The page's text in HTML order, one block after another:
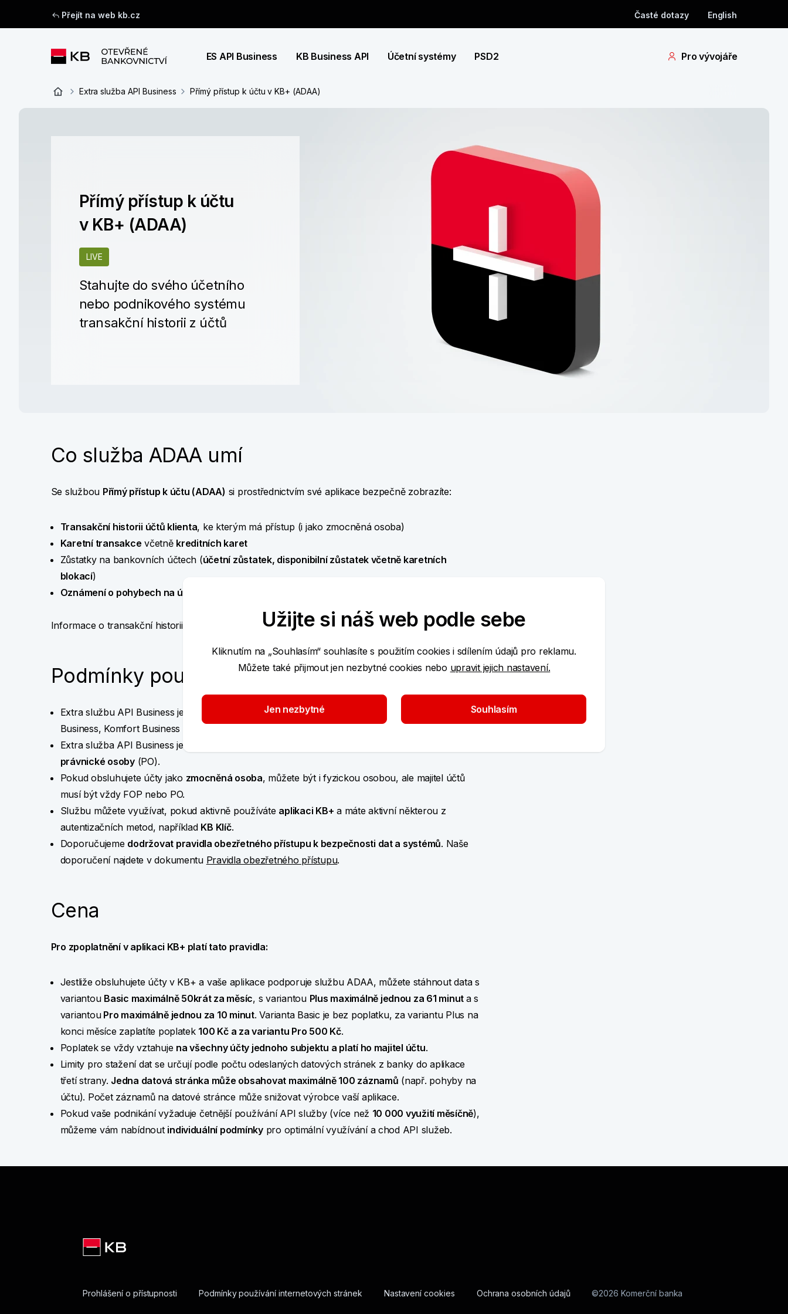
Přejít na web kb.cz Časté dotazy English
ES API Business KB Business API Účetní systémy PSD2 Pro vývojáře
Extra služba API Business Přímý přístup k účtu v KB+ (ADAA)
Přímý přístup k účtu
v KB+ (ADAA)
LIVE
Stahujte do svého účetního
nebo podnikového systému
transakční historii z účtů
Co služba ADAA umí
Se službou Přímý přístup k účtu (ADAA) si prostřednictvím své aplikace bezpečně zobrazíte:
Transakční historii účtů klienta, ke kterým má přístup (i jako zmocněná osoba)
Karetní transakce včetně kreditních karet
Zůstatky na bankovních účtech (účetní zůstatek, disponibilní zůstatek včetně karetních
blokací)
Oznámení o pohybech na účtu
Informace o transakční historii poskytujeme k běžným účtům našich klientů.
Podmínky používání
Extra službu API Business je možné využívat v rámci placených tarifů pro podnikatele Standard
Business, Komfort Business a Exclusive Business.
Extra služba API Business je určená pouze pro
právnické osoby(PO).
Pokud obsluhujete účty jako zmocněná osoba, můžete být i fyzickou osobou, ale majitel účtů
musí být vždy FOP nebo PO.
Službu můžete využívat, pokud aktivně používáte aplikaci KB+ a máte aktivní některou z
autentizačních metod, například KB Klíč.
Doporučujeme dodržovat pravidla obezřetného přístupu k bezpečnosti dat a systémů. Naše
doporučení najdete v dokumentu Pravidla obezřetného přístupu.
Cena
Pro zpoplatnění v aplikaci KB+ platí tato pravidla:
Jestliže obsluhujete účty v KB+ a vaše aplikace podporuje službu ADAA, můžete stáhnout data s
variantou Basic maximálně 50krát za měsíc, s variantou Plus maximálně jednou za 61 minut a s
variantouPro maximálně jednou za 10 minut. Varianta Basic je bez poplatku, za variantu Plus na
konci měsíce zaplatíte poplatek 100 Kč a za variantu Pro 500 Kč.
Poplatek se vždy vztahuje na všechny účty jednoho subjektu a platí ho majitel účtu.
Limity pro stažení dat se určují podle počtu odeslaných datových stránek z banky do aplikace
třetí strany. Jedna datová stránka může obsahovat maximálně 100 záznamů (např. pohyby na
účtu). Počet záznamů na datové stránce může snižovat výrobce vaší aplikace.
Pokud vaše podnikání vyžaduje četnější používání API služby (více než 10 000 využití měsíčně),
můžeme vám nabídnout individuální podmínkypro optimální využívání a chod API služeb.
Prohlášení o přístupnosti Podmínky používání internetových stránek Nastavení cookies Ochrana osobních údajů ©2026 Komerční banka
Užijte si náš web podle sebe
Kliknutím na „Souhlasím“ souhlasíte s použitím cookies i sdílením údajů pro reklamu.
Můžete také přijmout jen nezbytné cookies nebo upravit jejich nastavení.
Jen nezbytné Souhlasím